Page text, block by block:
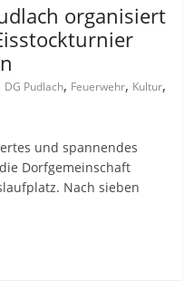
organisiert
DG Pudlach, Feuerwehr, Kultur,
und spannendes
Dorfgemeinschaft
Nach sieben